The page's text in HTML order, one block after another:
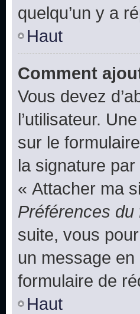
quelqu’un y a
Haut
Comment
Vous devez
l’utilisateur.
sur le
la signature
« Attacher ma
Préférences
suite, vous
un message
formulaire de
Haut